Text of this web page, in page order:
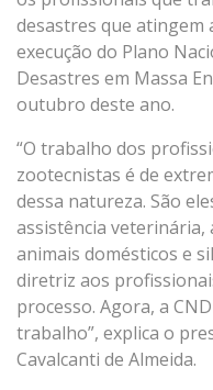
desastres que atingem
execução do Plano
Desastres em Massa
outubro deste ano.
“O trabalho dos
zootecnistas é de
dessa natureza. São
assistência veterinária,
animais domésticos e
diretriz aos
processo. Agora, a
trabalho”, explica o
Cavalcanti de Almeida.